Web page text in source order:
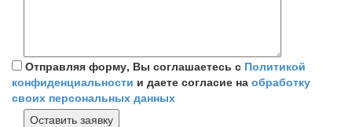
Отправляя форму, Вы соглашаетесь с Политикой
конфиденциальности и даете согласие на обработку
своих персональных данных